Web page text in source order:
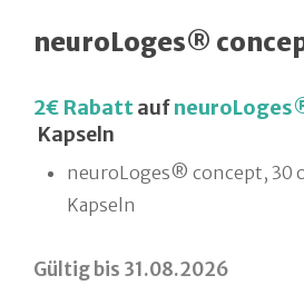
neuroLoges®
2€ Rabattauf
Kapseln
neuroLoges® concept, 30
Kapseln
Gültig bis 31.08.2026